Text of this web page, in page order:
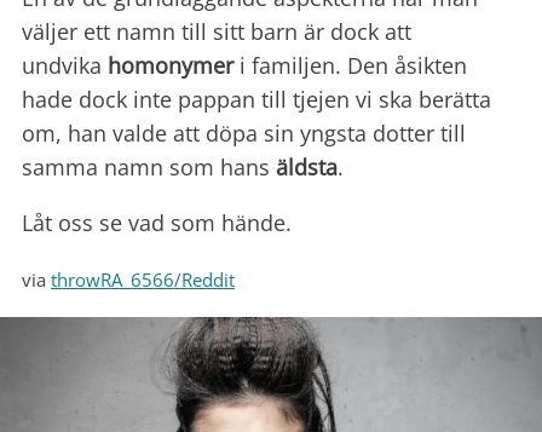
väljer ett namn till sitt barn är dock att
undvika homonymeri familjen. Den åsikten
hade dock inte pappan till tjejen vi ska berätta
om, han valde att döpa sin yngsta dotter till
samma namn som hans äldsta.
Låt oss se vad som hände.
via throwRA_6566/Reddit